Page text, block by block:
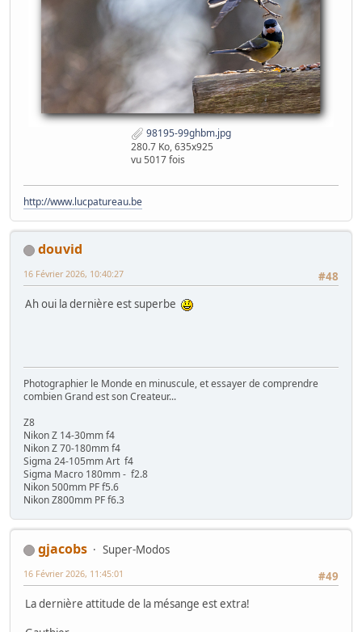
98195-99ghbm.jpg
280.7 Ko, 635x925
vu 5017 fois
http://www.lucpatureau.be
douvid
#48
16 Février 2026, 10:40:27
Ah oui la dernière est superbe
Photographier le Monde en minuscule, et essayer de comprendre
combien Grand est son Createur...
Z8
Nikon Z 14-30mm f4
Nikon Z 70-180mm f4
Sigma 24-105mm Art f4
Sigma Macro 180mm - f2.8
Nikon 500mm PF f5.6
Nikon Z800mm PF f6.3
gjacobs
Super-Modos
#49
16 Février 2026, 11:45:01
La dernière attitude de la mésange est extra!